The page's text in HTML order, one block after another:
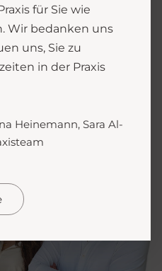
für Sie wie
Wir bedanken uns
uns, Sie zu
in der Praxis
Heinemann, Sara Al-